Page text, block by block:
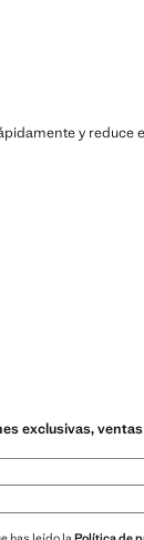
y reduce
exclusivas,